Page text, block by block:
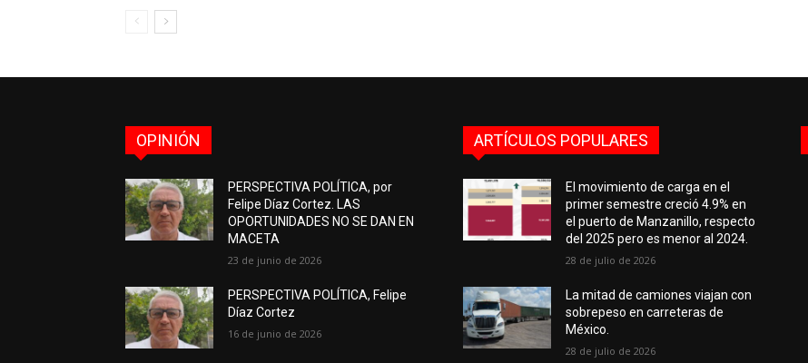
OPINIÓN
PERSPECTIVA POLÍTICA, por
Felipe Díaz Cortez. LAS
OPORTUNIDADES NO SE DAN EN
MACETA
23 de junio de 2026
PERSPECTIVA POLÍTICA, Felipe
Díaz Cortez
16 de junio de 2026
ARTÍCULOS POPULARES
El movimiento de carga en el
primer semestre creció 4.9% en
el puerto de Manzanillo, respecto
del 2025 pero es menor al 2024.
28 de julio de 2026
La mitad de camiones viajan con
sobrepeso en carreteras de
México.
28 de julio de 2026